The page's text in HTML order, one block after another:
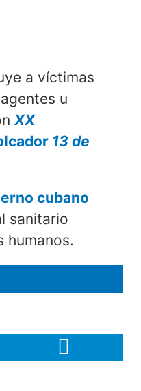
a víctimas
u
XX
13 de
cubano
sanitario
humanos.